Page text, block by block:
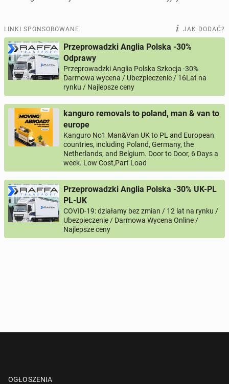
0 / 1000
Imię i nazwisko
Twój email
Twój telefon
Numer telefon wg wzoru NR KIERUNKOWY KRAJU NR TELEFONU , np.:
+44 7123456789 lub +48
Pytanie aktywujące
LINKI SPONSOROWANE JAK DODAĆ?
Przeprowadzki Anglia Polska -30%
Odprawy
Przeprowadzki Anglia Polska Szkocja -30%
Darmowa wycena / Ubezpieczenie / 16Lat na
rynku / Najlepsze ceny
kanguro removals to poland, man & van to
europe
Kanguro No1 Man&Van UK to PL and European
countries, including Poland, Germany, the
Netherlands, and Belgium. Door to Door, 6 Days a
week. Low Cost,Part Load
Przeprowadzki Anglia Polska -30% UK-PL
PL-UK
COVID-19: działamy bez zmian / 12 lat na rynku /
Ubezpieczenie / Darmowa Wycena Online /
Najlepsze ceny
OGŁOSZENIA